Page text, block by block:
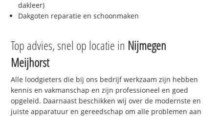
dakleer)
Dakgoten reparatie en schoonmaken
Top advies, snel op locatie in Nijmegen
Meijhorst
Alle loodgieters die bij ons bedrijf werkzaam zijn hebben
kennis en vakmanschap en zijn professioneel en goed
opgeleid. Daarnaast beschikken wij over de modernste en
juiste apparatuur en gereedschap om alle problemen aan